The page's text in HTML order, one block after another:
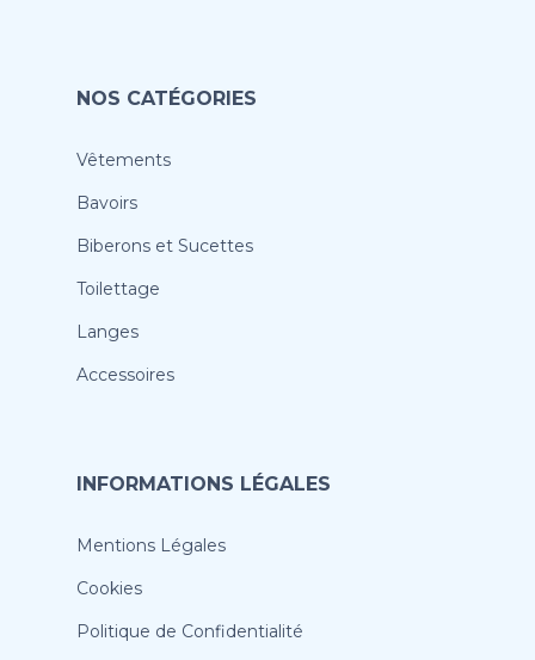
NOS CATÉGORIES
Vêtements
Bavoirs
Biberons et Sucettes
Toilettage
Langes
Accessoires
INFORMATIONS LÉGALES
Mentions Légales
Cookies
Politique de Confidentialité